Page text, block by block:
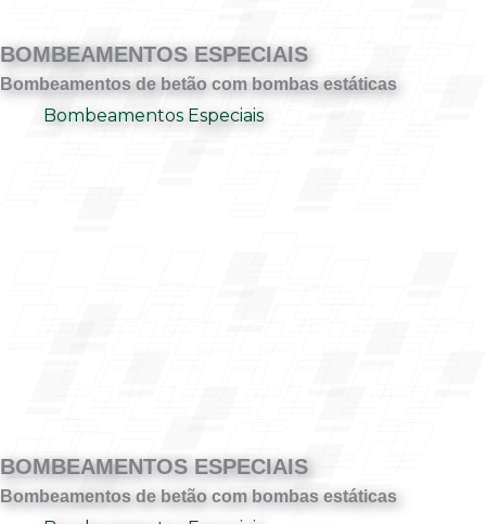
BOMBEAMENTOS ESPECIAIS
Bombeamentos de betão com bombas estáticas
Bombeamentos Especiais
BOMBEAMENTOS ESPECIAIS
Bombeamentos de betão com bombas estáticas